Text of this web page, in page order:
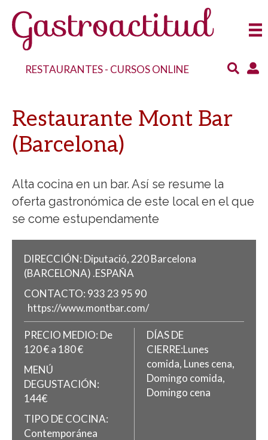
RESTAURANTES- CURSOS ONLINE
Restaurante Mont Bar
(Barcelona)
Alta cocina en un bar. Así se resume la
oferta gastronómica de este local en el que
se come estupendamente
DIRECCIÓN: Diputació, 220Barcelona
(BARCELONA) .ESPAÑA
CONTACTO: 933 23 95 90
https://www.montbar.com/
PRECIO MEDIO: De
120 € a 180 €
MENÚ
DEGUSTACIÓN:
144€
TIPO DE COCINA:
Contemporánea
DÍAS DE
CIERRE:Lunes
comida, Lunes cena,
Domingo comida,
Domingo cena